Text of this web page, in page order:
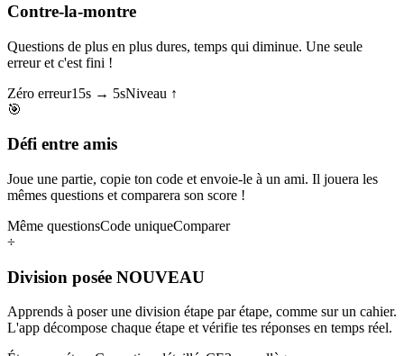
Contre-la-montre
Questions de plus en plus dures, temps qui diminue. Une seule
erreur et c'est fini !
Zéro erreur15s → 5sNiveau ↑
🎯
Défi entre amis
Joue une partie, copie ton code et envoie-le à un ami. Il jouera les
mêmes questions et comparera son score !
Même questionsCode uniqueComparer
÷
Division posée NOUVEAU
Apprends à poser une division étape par étape, comme sur un cahier.
L'app décompose chaque étape et vérifie tes réponses en temps réel.